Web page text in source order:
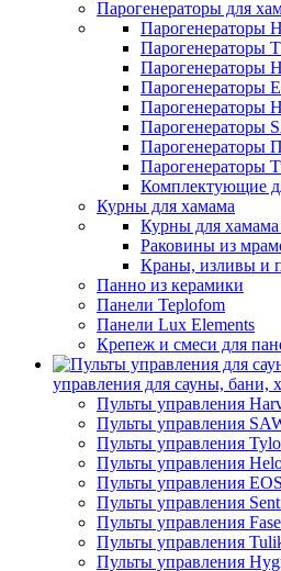
Парогенераторы для
Парогенераторы
Парогенераторы
Парогенераторы
Парогенераторы
Парогенераторы
Парогенераторы
Парогенераторы
Комплектующие
Курны для хамама
Курны для хамама
Раковины из
Краны, изливы и
Панно из керамики
Панели Teplofom
Панели Lux Elements
Крепеж и смеси для
управления для сауны, бани,
Пульты управления
Пульты управления
Пульты управления Tylo
Пульты управления
Пульты управления EOS
Пульты управления
Пульты управления
Пульты управления
Пульты управления